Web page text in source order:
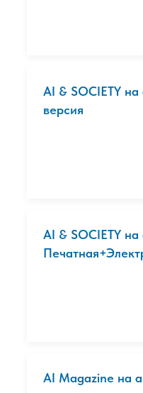
AI & SOCIETY
версия
AI & SOCIETY
AI Magazine на